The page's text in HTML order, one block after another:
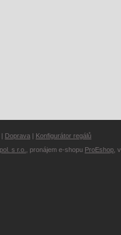
| Doprava | Konfigurátor regálů
s r.o. , pronájem e-shopu ProEshop ,